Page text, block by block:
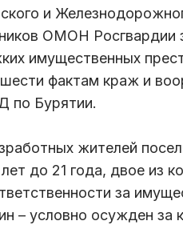
и
ОМОН Росгвардии
имущественных
шести фактам краж и
по Бурятии.
жителей
до 21 года, двое из
за
– условно осужден за